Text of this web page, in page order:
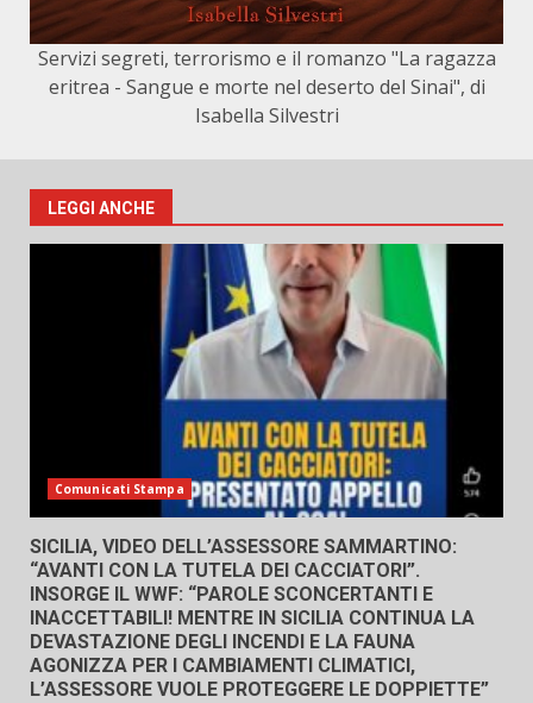
Servizi segreti, terrorismo e il romanzo "La ragazza
eritrea - Sangue e morte nel deserto del Sinai", di
Isabella Silvestri
LEGGI ANCHE
Comunicati Stampa
SICILIA, VIDEO DELL’ASSESSORE SAMMARTINO:
“AVANTI CON LA TUTELA DEI CACCIATORI”.
INSORGE IL WWF: “PAROLE SCONCERTANTI E
INACCETTABILI! MENTRE IN SICILIA CONTINUA LA
DEVASTAZIONE DEGLI INCENDI E LA FAUNA
AGONIZZA PER I CAMBIAMENTI CLIMATICI,
L’ASSESSORE VUOLE PROTEGGERE LE DOPPIETTE”